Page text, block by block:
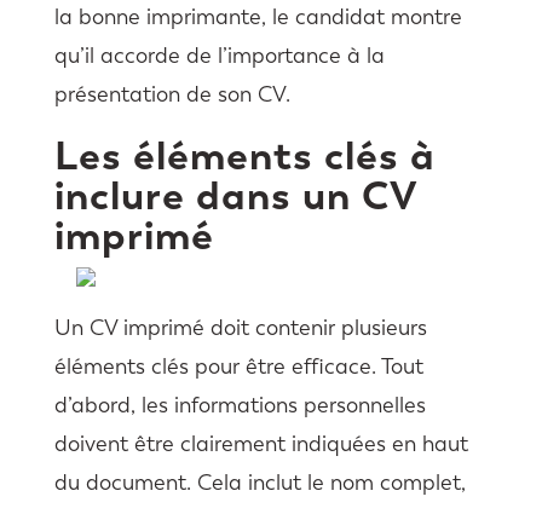
la bonne imprimante, le candidat montre
qu’il accorde de l’importance à la
présentation de son CV.
Les éléments clés à
inclure dans un CV
imprimé
Un CV imprimé doit contenir plusieurs
éléments clés pour être efficace. Tout
d’abord, les informations personnelles
doivent être clairement indiquées en haut
du document. Cela inclut le nom complet,